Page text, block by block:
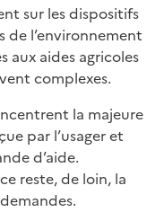
sur les dispositifs
de l’environnement
aux aides agricoles
complexes.
la majeure
par l’usager et
d’aide.
reste, de loin, la